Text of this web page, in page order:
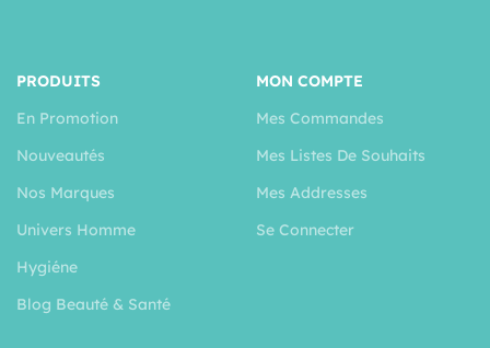
PRODUITS
En Promotion
Nouveautés
Nos Marques
Univers Homme
Hygiéne
Blog Beauté & Santé
MON COMPTE
Mes Commandes
Mes Listes De Souhaits
Mes Addresses
Se Connecter